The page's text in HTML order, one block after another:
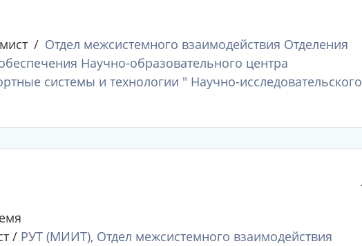
Отдел межсистемного взаимодействия Отделения
Научно-образовательного центра
системы и технологии " Научно-исследовательского
/ РУТ (МИИТ), Отдел межсистемного взаимодействия